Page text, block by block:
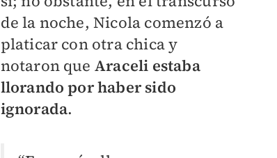
de la noche, Nicola comenzó a
platicar con otra chica y
notaron que Araceli estaba
llorando por haber sido
ignorada.